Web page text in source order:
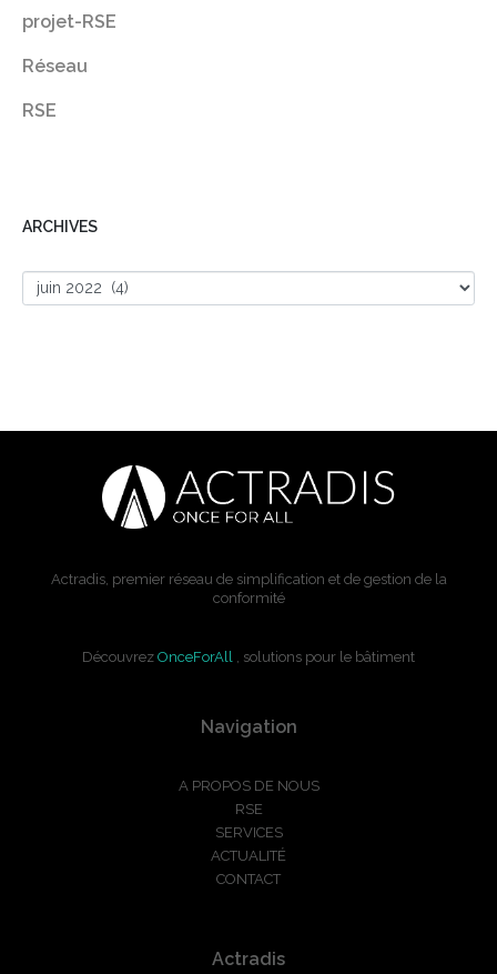
projet-RSE
Réseau
RSE
ARCHIVES
Actradis, premier réseau de simplification et de gestion de la
conformité
Découvrez OnceForAll , solutions pour le bâtiment
Navigation
A PROPOS DE NOUS
RSE
SERVICES
ACTUALITÉ
CONTACT
Actradis